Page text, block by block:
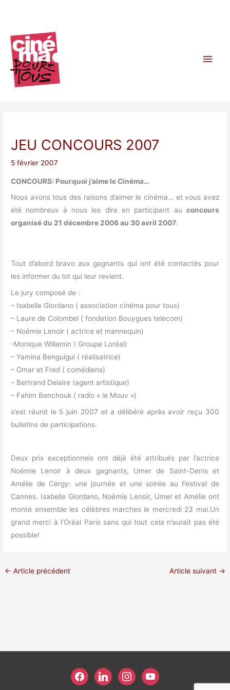
JEU CONCOURS 2007
5 février 2007
CONCOURS: Pourquoi j’aime le Cinéma…
Nous avons tous des raisons d’aimer le cinéma… et vous avez
été nombreux à nous les dire en participant au concours
organisé du 21 décembre 2006 au 30 avril 2007:
Tout d’abord bravo aux gagnants qui ont été contactés pour
les informer du lot qui leur revient.
Le jury composé de :
– Isabelle Giordano ( association cinéma pour tous)
– Laure de Colombel ( fondation Bouygues telecom)
– Noémie Lenoir ( actrice et mannequin)
-Monique Willemin ( Groupe Loréal)
– Yamina Benguigui ( réalisatrice)
– Omar et Fred ( comédiens)
– Bertrand Delaire (agent artistique)
– Fahim Benchouk ( radio « le Mouv »)
s’est réunit le 5 juin 2007 et a délibéré après avoir reçu 300
bulletins de participations.
Deux prix exceptionnels ont déjà été attribués par l’actrice
Noémie Lenoir à deux gagnants, Umer de Saint-Denis et
Amélie de Cergy: une journée et une soirée au Festival de
Cannes. Isabelle Giordano, Noémie Lenoir, Umer et Amélie ont
monté ensemble les célèbres marches le mercredi 23 mai.Un
grand merci à l’Oréal Paris sans qui tout cela n’aurait pas été
possible!
← Article précédent Article suivant →
facebooklinkedin instagramyoutube